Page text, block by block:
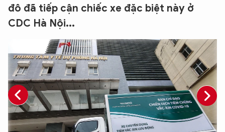
đô đã tiếp cận chiếc xe đặc biệt này ở
CDC Hà Nội...